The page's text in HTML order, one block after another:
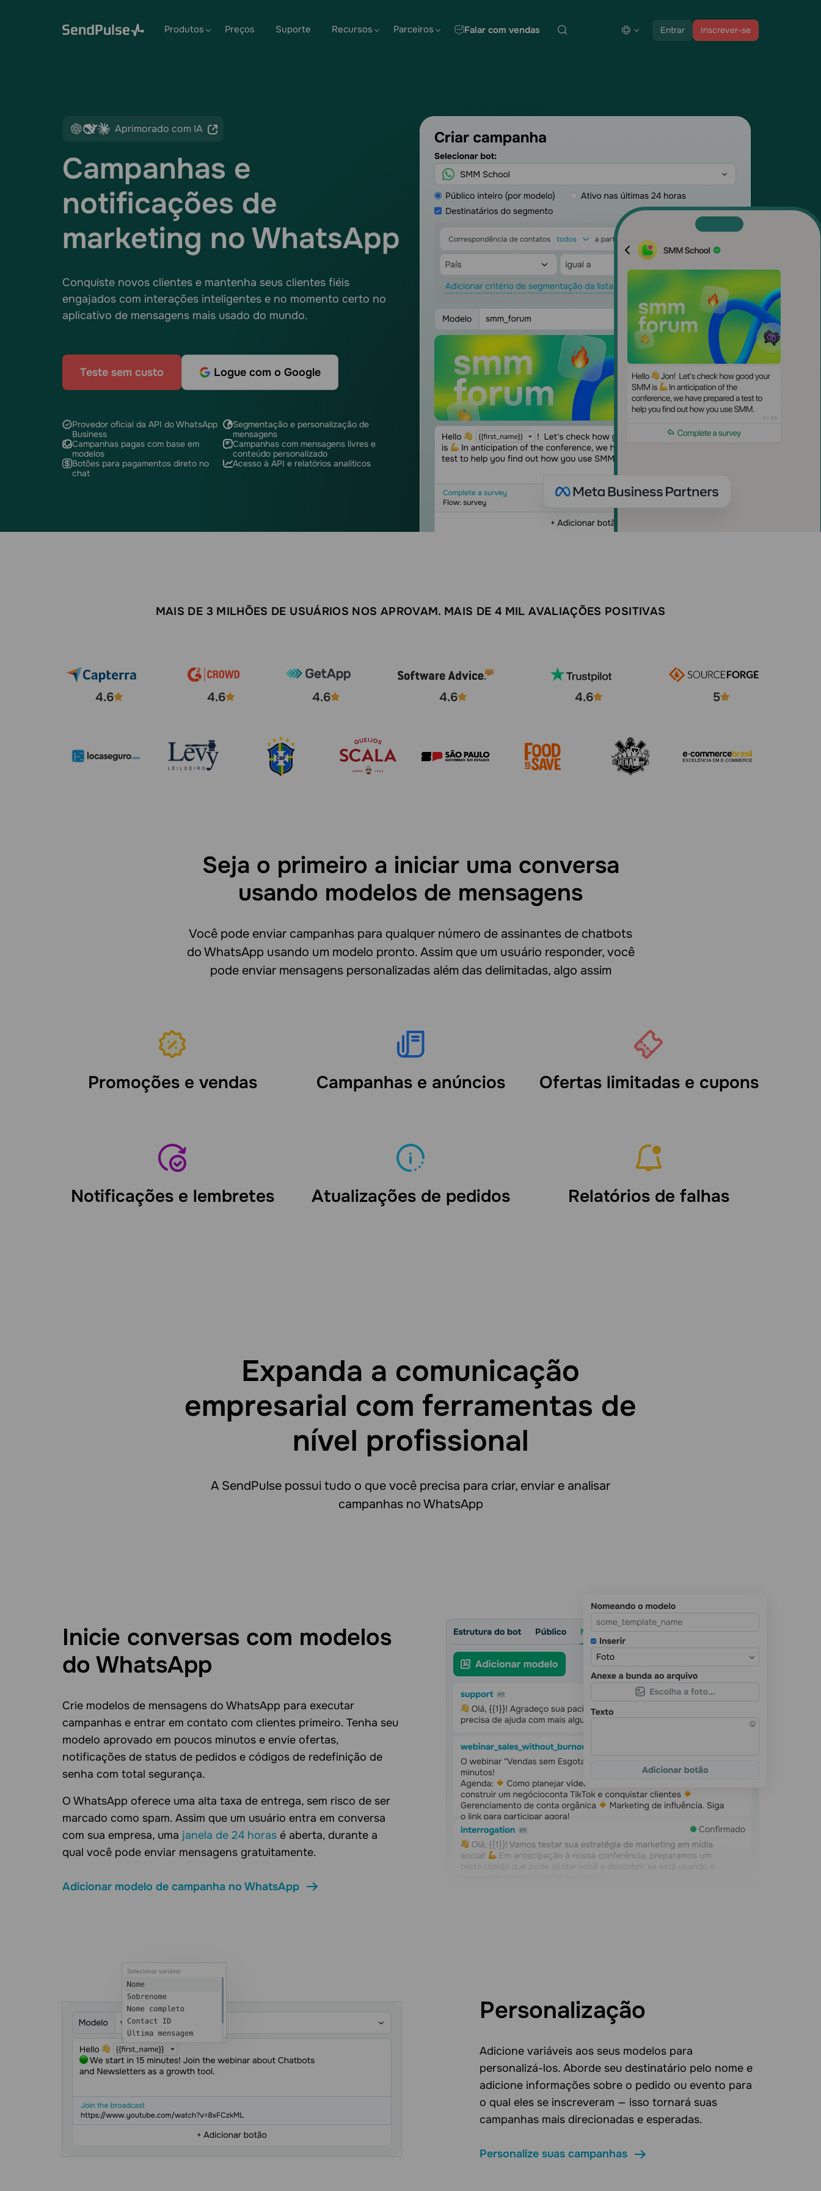
Entrar Inscrever-se
Produtos Preços Suporte Recursos Parceiros Falar com vendas
Aprimorado com IA
Campanhas e
notificações de
marketing no WhatsApp
Conquiste novos clientes e mantenha seus clientes fiéis
engajados com interações inteligentes e no momento certo no
aplicativo de mensagens mais usado do mundo.
Teste sem custo Logue com o Google
Provedor oficial da API do WhatsApp
Business
Segmentação e personalização de
mensagens
Campanhas pagas com base em
modelos
Campanhas com mensagens livres e
conteúdo personalizado
Botões para pagamentos direto no
chat
Acesso à API e relatórios analíticos
MAIS DE 3 MILHÕES DE USUÁRIOS NOS APROVAM. MAIS DE 4 MIL AVALIAÇÕES POSITIVAS
4.6 4.6 4.6 4.6 4.6 5
Seja o primeiro a iniciar uma conversa
usando modelos de mensagens
Você pode enviar campanhas para qualquer número de assinantes de chatbots
do WhatsApp usando um modelo pronto. Assim que um usuário responder, você
pode enviar mensagens personalizadas além das delimitadas, algo assim
Promoções e vendas Campanhas e anúncios Ofertas limitadas e cupons
Notificações e lembretes Atualizações de pedidos Relatórios de falhas
Expanda a comunicação
empresarial com ferramentas de
nível profissional
A SendPulse possui tudo o que você precisa para criar, enviar e analisar
campanhas no WhatsApp
Inicie conversas com modelos
do WhatsApp
Crie modelos de mensagens do WhatsApp para executar
campanhas e entrar em contato com clientes primeiro. Tenha seu
modelo aprovado em poucos minutos e envie ofertas,
notificações de status de pedidos e códigos de redefinição de
senha com total segurança.
O WhatsApp oferece uma alta taxa de entrega, sem risco de ser
marcado como spam. Assim que um usuário entra em conversa
com sua empresa, uma janela de 24 horas é aberta, durante a
qual você pode enviar mensagens gratuitamente.
Adicionar modelo de campanha no WhatsApp
Personalização
Adicione variáveis aos seus modelos para
personalizá-los. Aborde seu destinatário pelo nome e
adicione informações sobre o pedido ou evento para
o qual eles se inscreveram — isso tornará suas
campanhas mais direcionadas e esperadas.
Personalize suas campanhas